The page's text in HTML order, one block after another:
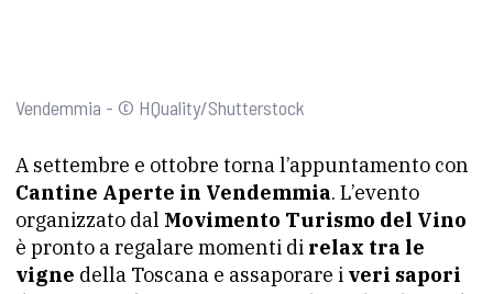
Vendemmia - © HQuality/Shutterstock
A settembre e ottobre torna l’appuntamento con
Cantine Aperte in Vendemmia. L’evento
organizzato dal Movimento Turismo del Vino
è pronto a regalare momenti di relax tra le
vigne della Toscana e assaporare i veri sapori